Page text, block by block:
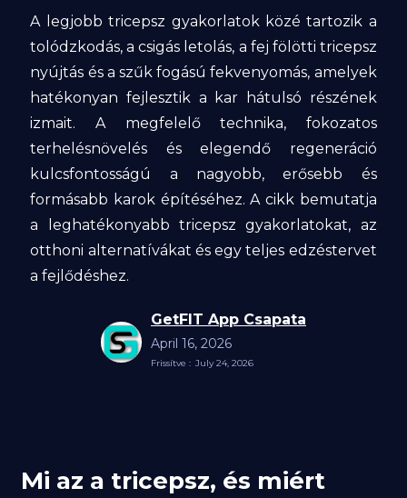
A legjobb tricepsz gyakorlatok közé tartozik a
tolódzkodás, a csigás letolás, a fej fölötti tricepsz
nyújtás és a szűk fogású fekvenyomás, amelyek
hatékonyan fejlesztik a kar hátulsó részének
izmait. A megfelelő technika, fokozatos
terhelésnövelés és elegendő regeneráció
kulcsfontosságú a nagyobb, erősebb és
formásabb karok építéséhez. A cikk bemutatja
a leghatékonyabb tricepsz gyakorlatokat, az
otthoni alternatívákat és egy teljes edzéstervet
a fejlődéshez.
GetFIT App Csapata
April 16, 2026
Frissítve : July 24, 2026
Mi az a tricepsz, és miért